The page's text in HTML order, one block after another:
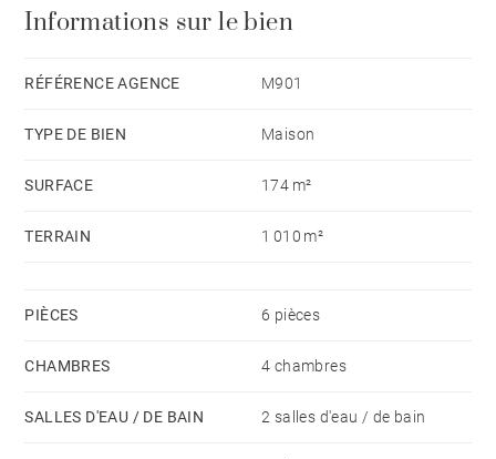
Informations sur le bien
RÉFÉRENCE AGENCE M901
TYPE DE BIEN Maison
SURFACE 174 m²
TERRAIN 1 010 m²
PIÈCES 6 pièces
CHAMBRES 4 chambres
SALLES D'EAU / DE BAIN 2 salles d'eau / de bain